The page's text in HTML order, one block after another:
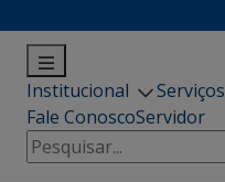
Institucional Serviços
Fale ConoscoServidor
Pesquisar
por: